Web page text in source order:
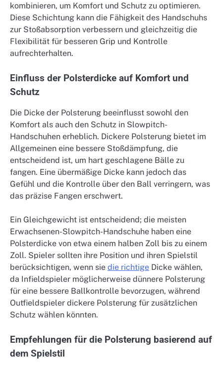
kombinieren, um Komfort und Schutz zu optimieren.
Diese Schichtung kann die Fähigkeit des Handschuhs
zur Stoßabsorption verbessern und gleichzeitig die
Flexibilität für besseren Grip und Kontrolle
aufrechterhalten.
Einfluss der Polsterdicke auf Komfort und
Schutz
Die Dicke der Polsterung beeinflusst sowohl den
Komfort als auch den Schutz in Slowpitch-
Handschuhen erheblich. Dickere Polsterung bietet im
Allgemeinen eine bessere Stoßdämpfung, die
entscheidend ist, um hart geschlagene Bälle zu
fangen. Eine übermäßige Dicke kann jedoch das
Gefühl und die Kontrolle über den Ball verringern, was
das präzise Fangen erschwert.
Ein Gleichgewicht ist entscheidend; die meisten
Erwachsenen-Slowpitch-Handschuhe haben eine
Polsterdicke von etwa einem halben Zoll bis zu einem
Zoll. Spieler sollten ihre Position und ihren Spielstil
berücksichtigen, wenn sie die richtige Dicke wählen,
da Infieldspieler möglicherweise dünnere Polsterung
für eine bessere Ballkontrolle bevorzugen, während
Outfieldspieler dickere Polsterung für zusätzlichen
Schutz wählen könnten.
Empfehlungen für die Polsterung basierend auf
dem Spielstil